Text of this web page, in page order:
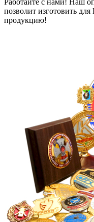
позволит изготовить
продукцию!